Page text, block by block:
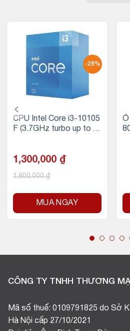
-28%
CPU Intel Core i3-10105
F (3.7GHz turbo up to 4.
1,300,000 ₫
1,800,000₫
MUA NGAY
Ổ
CÔNG TY TNHH THƯƠNG
Mã số thuế: 0109791825 do Sở
Hà Nội cấp 27/10/2021